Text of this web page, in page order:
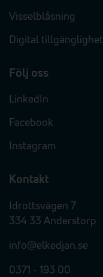
Visselblåsning
Digital tillgänglighet
Följ oss
LinkedIn
Facebook
Instagram
Kontakt
Idrottsvägen 7
334 33 Anderstorp
info@elkedjan.se
0371 - 193 00